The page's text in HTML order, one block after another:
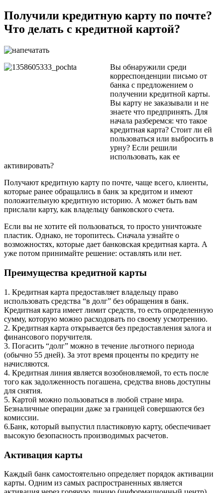
Получили кредитную карту по почте?
Что делать с кредитной картой?
Вы обнаружили среди
корреспонденции письмо от
банка с предложением о
получении кредитной карты.
Вы карту не заказывали и не
знаете что предпринять. Для
начала разберемся: что такое
кредитная карта? Стоит ли ей
пользоваться или выбросить в
урну? Если решили
использовать, как ее
активировать?
Получают кредитную карту по почте, чаще всего, клиенты,
которые ранее обращались в банк за кредитом и имеют
положительную кредитную историю. А может быть вам
прислали карту, как владельцу банковского счета.
Если вы не хотите ей пользоваться, то просто уничтожьте
пластик. Однако, не торопитесь. Сначала узнайте о
возможностях, которые дает банковская кредитная карта. А
уже потом принимайте решение: оставлять или нет.
Преимущества кредитной карты
1. Кредитная карта предоставляет владельцу право
использовать средства “в долг” без обращения в банк.
Кредитная карта имеет лимит средств, то есть определенную
сумму, которую можно расходовать по своему усмотрению.
2. Кредитная карта открывается без предоставления залога и
финансового поручителя.
3. Погасить “долг” можно в течение льготного периода
(обычно 55 дней). За этот время проценты по кредиту не
начисляются.
4. Кредитная линия является возобновляемой, то есть после
того как задолженность погашена, средства вновь доступны
для снятия.
5. Картой можно пользоваться в любой стране мира.
Безналичные операции даже за границей совершаются без
комиссии.
6.Банк, который выпустил пластиковую карту, обеспечивает
высокую безопасность производимых расчетов.
Активация карты
Каждый банк самостоятельно определяет порядок активации
карты. Одним из самых распространенных является